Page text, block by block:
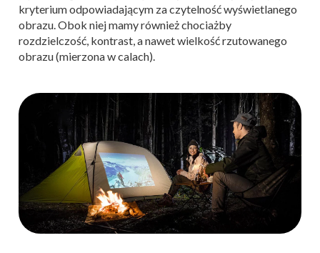
kryterium odpowiadającym za czytelność wyświetlanego
obrazu. Obok niej mamy również chociażby
rozdzielczość, kontrast, a nawet wielkość rzutowanego
obrazu (mierzona w calach).